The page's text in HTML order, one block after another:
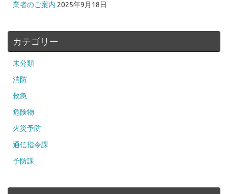
業者のご案内 2025年9月18日
カテゴリー
未分類
消防
救急
危険物
火災予防
通信指令課
予防課